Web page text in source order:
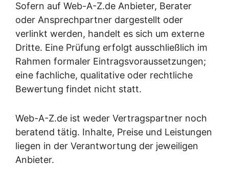
Sofern auf Web-A-Z.de Anbieter, Berater
oder Ansprechpartner dargestellt oder
verlinkt werden, handelt es sich um externe
Dritte. Eine Prüfung erfolgt ausschließlich im
Rahmen formaler Eintragsvoraussetzungen;
eine fachliche, qualitative oder rechtliche
Bewertung findet nicht statt.
Web-A-Z.de ist weder Vertragspartner noch
beratend tätig. Inhalte, Preise und Leistungen
liegen in der Verantwortung der jeweiligen
Anbieter.